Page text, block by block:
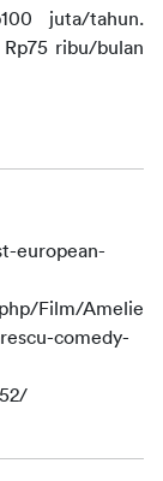
juta/tahun.
ribu/bulan
european-
Film/Amelie
comedy-